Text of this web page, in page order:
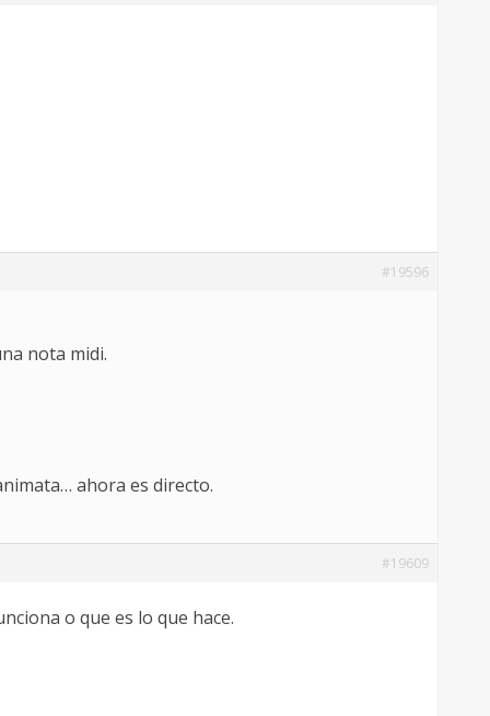
#19596
nota midi.
ahora es directo.
#19609
o que es lo que hace.